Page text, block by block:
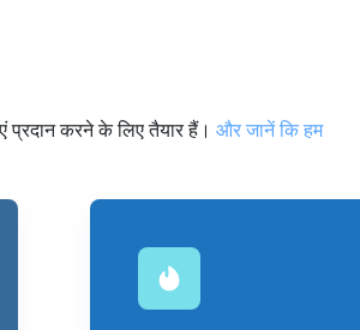
प्रदान करने के लिए तैयार हैं। और जानें कि हम